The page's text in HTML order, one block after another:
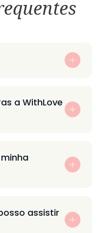
a WithLove
assistir